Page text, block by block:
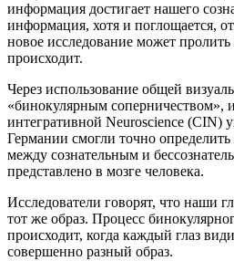
информация достигает нашего
информация, хотя и поглощается,
новое исследование может пролить
происходит.
Через использование общей
«бинокулярным соперничеством»,
интегративной Neuroscience (CIN)
Германии смогли точно
между сознательным и
представлено в мозге человека.
Исследователи говорят, что наши
тот же образ. Процесс
происходит, когда каждый глаз
совершенно разный образ.